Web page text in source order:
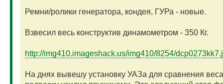
Ремни/ролики генератора, кондея, ГУРа - новые.
Взвесил весь конструктив динамометром - 350 Кг.
http://img410.imageshack.us/img410/8254/
На днях вывешу установку УАЗа для сравнения